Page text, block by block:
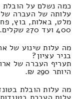
כמה נשלם על הובלת
עלותה של העברה של
מלט, באלות, בוץ,
400 ועד 270 שקלים.
מה עלות שינוע של
בניר עציון?
היותר 290 ₪.
מה עלות הובלת